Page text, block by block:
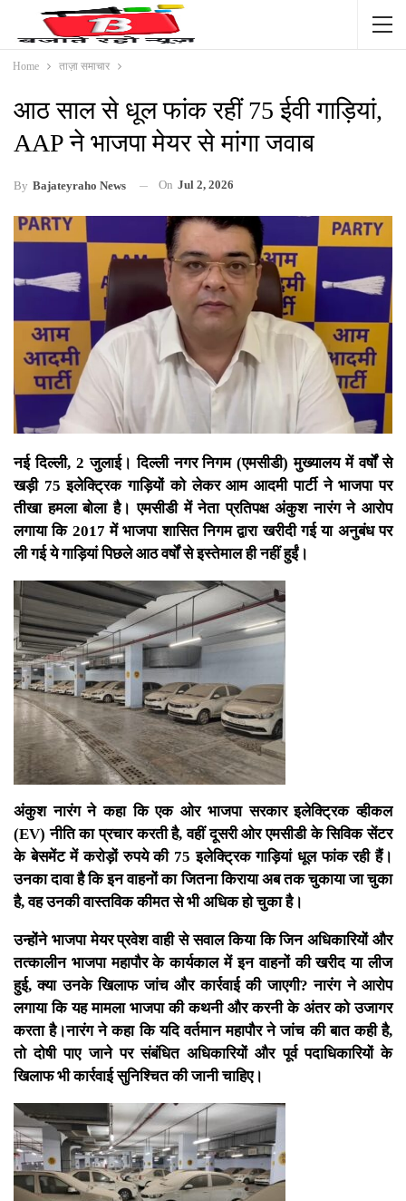
Home ताज़ा समाचार
आठ साल से धूल फांक रहीं 75 ईवी गाड़ियां,
AAP ने भाजपा मेयर से मांगा जवाब
By Bajateyraho News On Jul 2, 2026
नई दिल्ली, 2 जुलाई। दिल्ली नगर निगम (एमसीडी) मुख्यालय में वर्षों से
खड़ी 75 इलेक्ट्रिक गाड़ियों को लेकर आम आदमी पार्टी ने भाजपा पर
तीखा हमला बोला है। एमसीडी में नेता प्रतिपक्ष अंकुश नारंग ने आरोप
लगाया कि 2017 में भाजपा शासित निगम द्वारा खरीदी गई या अनुबंध पर
ली गई ये गाड़ियां पिछले आठ वर्षों से इस्तेमाल ही नहीं हुईं।
अंकुश नारंग ने कहा कि एक ओर भाजपा सरकार इलेक्ट्रिक व्हीकल
(EV) नीति का प्रचार करती है, वहीं दूसरी ओर एमसीडी के सिविक सेंटर
के बेसमेंट में करोड़ों रुपये की 75 इलेक्ट्रिक गाड़ियां धूल फांक रही हैं।
उनका दावा है कि इन वाहनों का जितना किराया अब तक चुकाया जा चुका
है, वह उनकी वास्तविक कीमत से भी अधिक हो चुका है।
उन्होंने भाजपा मेयर प्रवेश वाही से सवाल किया कि जिन अधिकारियों और
तत्कालीन भाजपा महापौर के कार्यकाल में इन वाहनों की खरीद या लीज
हुई, क्या उनके खिलाफ जांच और कार्रवाई की जाएगी? नारंग ने आरोप
लगाया कि यह मामला भाजपा की कथनी और करनी के अंतर को उजागर
करता है।नारंग ने कहा कि यदि वर्तमान महापौर ने जांच की बात कही है,
तो दोषी पाए जाने पर संबंधित अधिकारियों और पूर्व पदाधिकारियों के
खिलाफ भी कार्रवाई सुनिश्चित की जानी चाहिए।